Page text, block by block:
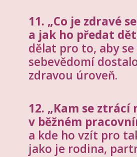
11. „Co je zdravé
a jak ho předat
dělat pro to, aby se
sebevědomí
zdravou úroveň.
12. „Kam se ztrácí
v běžném
a kde ho vzít pro
jako je rodina,